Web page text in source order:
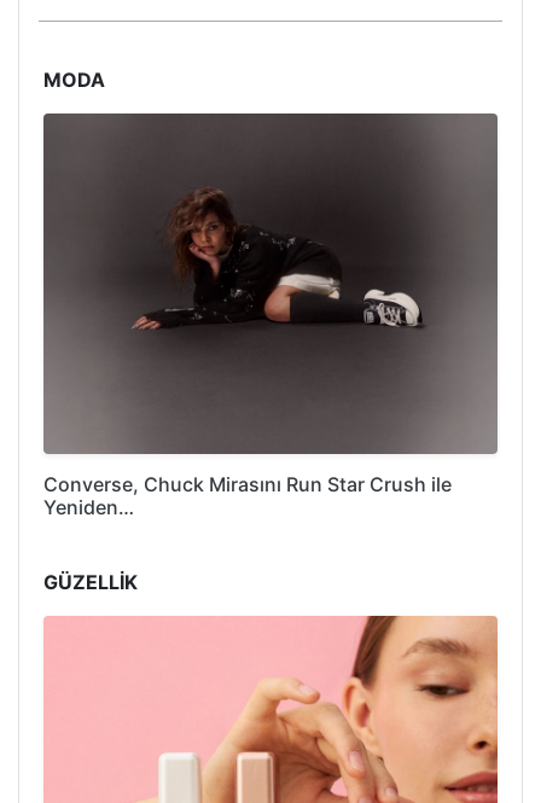
MODA
Converse, Chuck Mirasını Run Star Crush ile
Yeniden…
GÜZELLİK